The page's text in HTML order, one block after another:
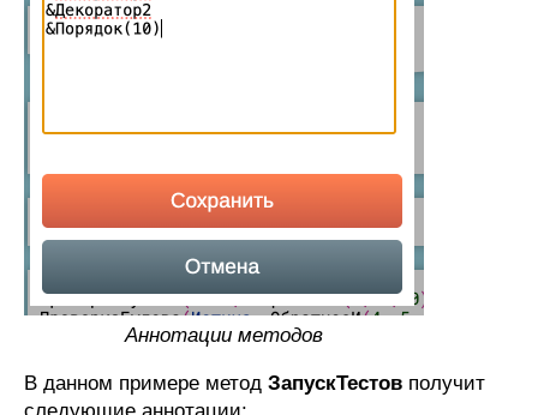
Аннотации методов
В данном примере метод ЗапускТестов получит
следующие аннотации: